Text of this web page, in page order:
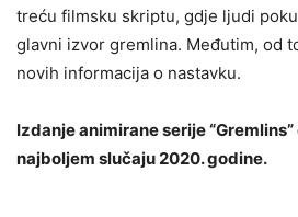
treću filmsku skriptu, gdje ljudi
glavni izvor gremlina. Međutim, od
novih informacija o nastavku.
Izdanje animirane serije
najboljem slučaju 2020. godine.